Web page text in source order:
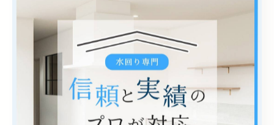
を逃しても追加工事がしやすい点もメリットです。家族
構成や将来の生活変化を見据え、最適な手すり設置を検
討してください。
埼玉県さいたま市中央区で考える